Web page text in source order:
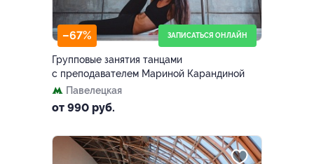
–67% ЗАПИСАТЬСЯ ОНЛАЙН
Групповые занятия танцами
с преподавателем Мариной Карандиной
Павелецкая
от 990 руб.